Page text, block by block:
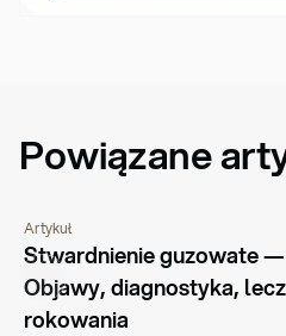
Powiązane
GENETYKA
Artykuł
Stwardnienie guzowate
Objawy, diagnostyka,
rokowania